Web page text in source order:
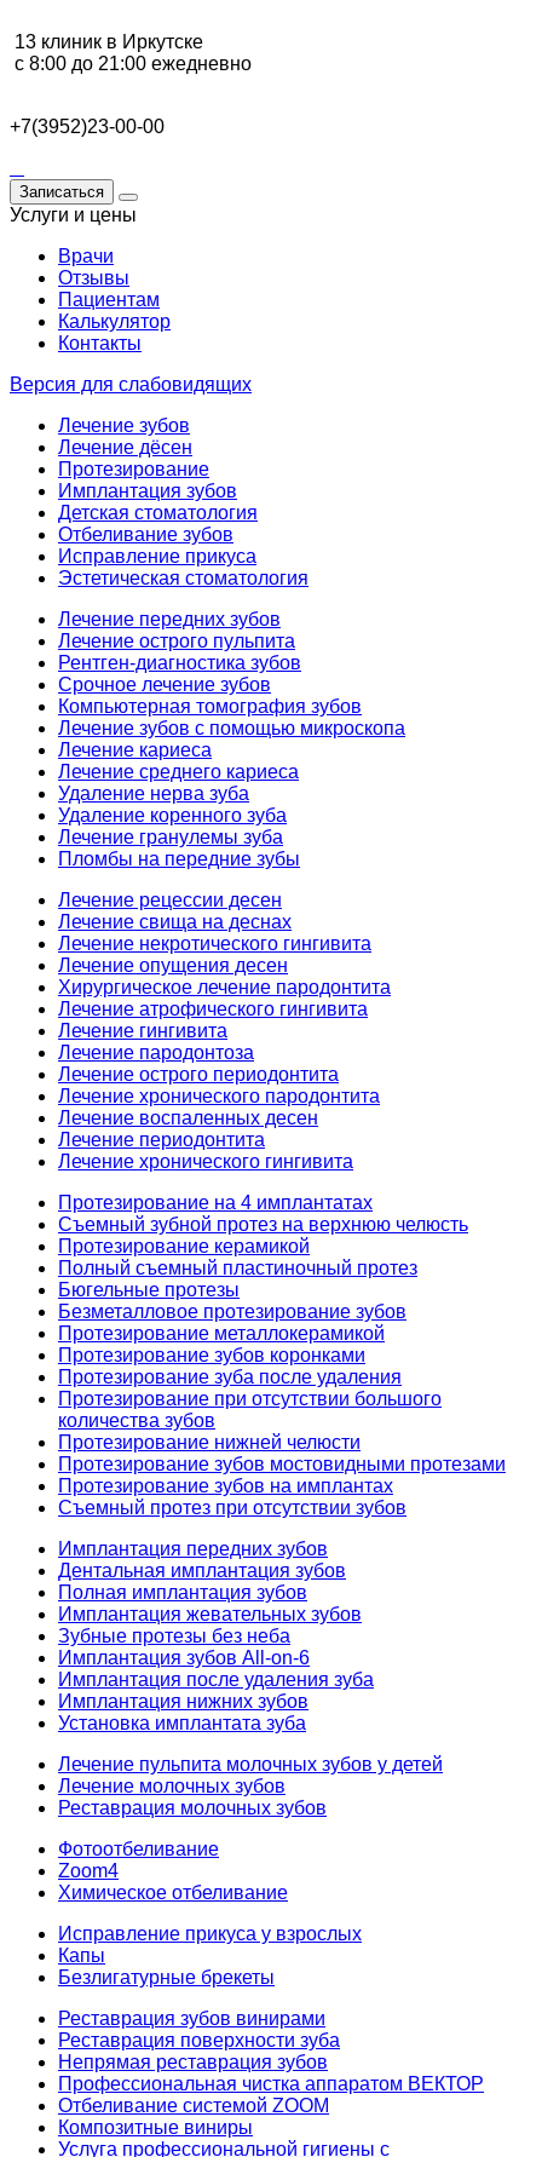
13 клиник в Иркутске
с 8:00 до 21:00 ежедневно
+7(3952)23-00-00
Записаться
Услуги и цены
Врачи
Отзывы
Пациентам
Калькулятор
Контакты
Версия для слабовидящих
Лечение зубов
Лечение дёсен
Протезирование
Имплантация зубов
Детская стоматология
Отбеливание зубов
Исправление прикуса
Эстетическая стоматология
Лечение передних зубов
Лечение острого пульпита
Рентген-диагностика зубов
Срочное лечение зубов
Компьютерная томография зубов
Лечение зубов с помощью микроскопа
Лечение кариеса
Лечение среднего кариеса
Удаление нерва зуба
Удаление коренного зуба
Лечение гранулемы зуба
Пломбы на передние зубы
Лечение рецессии десен
Лечение свища на деснах
Лечение некротического гингивита
Лечение опущения десен
Хирургическое лечение пародонтита
Лечение атрофического гингивита
Лечение гингивита
Лечение пародонтоза
Лечение острого периодонтита
Лечение хронического пародонтита
Лечение воспаленных десен
Лечение периодонтита
Лечение хронического гингивита
Протезирование на 4 имплантатах
Съемный зубной протез на верхнюю челюсть
Протезирование керамикой
Полный съемный пластиночный протез
Бюгельные протезы
Безметалловое протезирование зубов
Протезирование металлокерамикой
Протезирование зубов коронками
Протезирование зуба после удаления
Протезирование при отсутствии большого
количества зубов
Протезирование нижней челюсти
Протезирование зубов мостовидными протезами
Протезирование зубов на имплантах
Съемный протез при отсутствии зубов
Имплантация передних зубов
Дентальная имплантация зубов
Полная имплантация зубов
Имплантация жевательных зубов
Зубные протезы без неба
Имплантация зубов All-on-6
Имплантация после удаления зуба
Имплантация нижних зубов
Установка имплантата зуба
Лечение пульпита молочных зубов у детей
Лечение молочных зубов
Реставрация молочных зубов
Фотоотбеливание
Zoom4
Химическое отбеливание
Исправление прикуса у взрослых
Капы
Безлигатурные брекеты
Реставрация зубов винирами
Реставрация поверхности зуба
Непрямая реставрация зубов
Профессиональная чистка аппаратом ВЕКТОР
Отбеливание системой ZOOM
Композитные виниры
Услуга профессиональной гигиены с